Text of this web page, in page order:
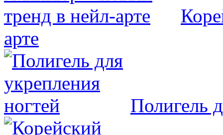
арте
Полигель